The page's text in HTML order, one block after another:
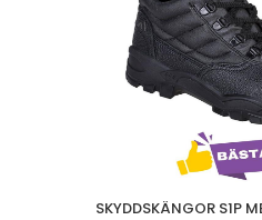
SKYDDSKÄNGOR S1P